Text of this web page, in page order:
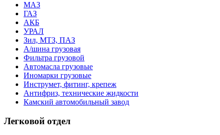
МАЗ
ГАЗ
АКБ
УРАЛ
Зил, МТЗ, ПАЗ
А/шина грузовая
Фильтра грузовой
Автомасла грузовые
Иномарки грузовые
Инструмет, фитинг, крепеж
Антифриз, технические жидкости
Камский автомобильный завод
Легковой отдел